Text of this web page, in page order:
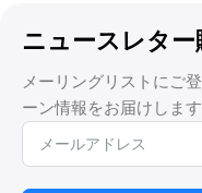
2.適切なスクリ
固定フレームスク
ニュースレター
メーリングリストにご
ーン情報をお届けします